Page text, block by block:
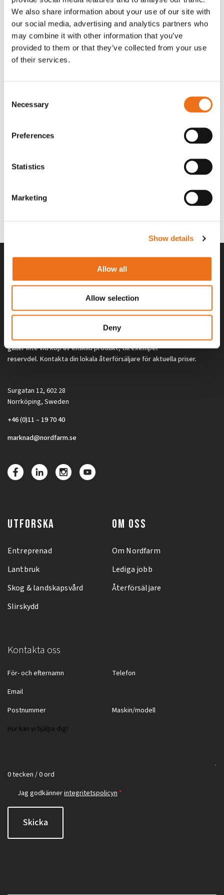
We also share information about your use of our site with
our social media, advertising and analytics partners who
may combine it with other information that you’ve
provided to them or that they’ve collected from your use
of their services.
Selection
Necessary
Preferences
Statistics
Marketing
Show details
Allow all
Allow selection
Deny
Lägg till i varukorg
Rotor, komplett med slagor
35 730kr (ex. moms)
Grön truckknapp
530kr (ex. moms)
Lägg till i varukorg
Rotor teeth 8t/6k 0Gr/8 R6/14
Alla priser på tillbehör och tillval gäller vid köp av ny maskin. Priserna
gäller inte vid köp av enskild produkt, till exempel
reservdel. Kontakta din lokala återförsäljare för aktuella priser.
Surgatan 12, 602 28
Norrköping, Sweden
+46 (0)11 – 19 70 40
marknad@nordfarm.se
UTFORSKA
Entreprenad
Lantbruk
Skog & landskapsvård
Slirskydd
OM OSS
Om Nordfarm
Lediga jobb
Återförsäljare
Kontakta oss
0 tecken / 0 ord
Jag godkännerintegritetspolicyn *
Skicka